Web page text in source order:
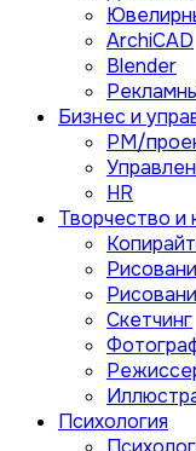
ArchiCAD
Blender
Бизнес и
PM/
HR
Творчество и
Скетчинг
Психология